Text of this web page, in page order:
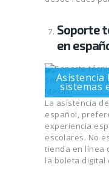
Soporte
en
Asistencia
sistemas
La asistencia
español,
experiencia
escolares. No
tienda en línea
la boleta